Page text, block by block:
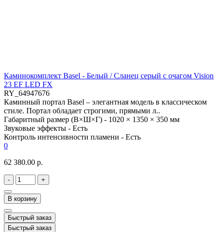
Каминокомплект Basel - Белый / Сланец серый с очагом Vision
23 EF LED FX
RY_64947676
Каминный портал Basel – элегантная модель в классическом
стиле. Портал обладает строгими, прямыми л..
Габаритный размер (В×Ш×Г) - 1020 × 1350 × 350 мм
Звуковые эффекты - Есть
Контроль интенсивности пламени - Есть
0
62 380.00 р.
- +
В корзину
Быстрый заказ
Быстрый заказ